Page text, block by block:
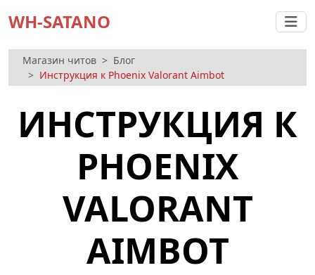
WH-SATANO
Магазин читов
Блог
Инструкция к Phoenix Valorant Aimbot
ИНСТРУКЦИЯ К
PHOENIX
VALORANT
AIMBOT